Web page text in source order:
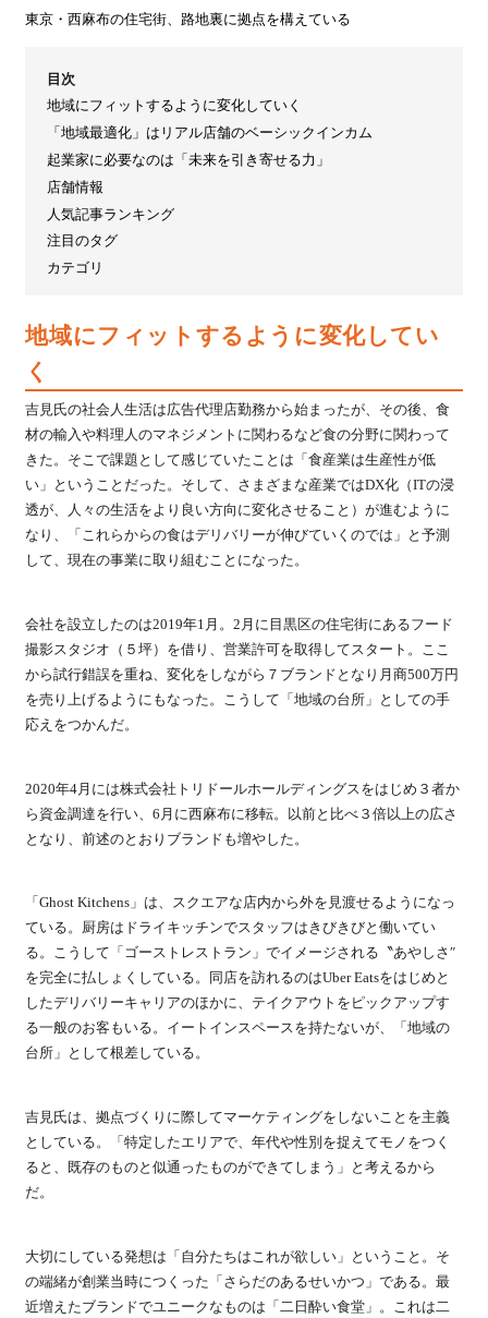
東京・西麻布の住宅街、路地裏に拠点を構えている
目次
地域にフィットするように変化していく
「地域最適化」はリアル店舗のベーシックインカム
起業家に必要なのは「未来を引き寄せる力」
店舗情報
人気記事ランキング
注目のタグ
カテゴリ
地域にフィットするように変化してい
く
吉見氏の社会人生活は広告代理店勤務から始まったが、その後、食
材の輸入や料理人のマネジメントに関わるなど食の分野に関わって
きた。そこで課題として感じていたことは「食産業は生産性が低
い」ということだった。そして、さまざまな産業ではDX化（ITの浸
透が、人々の生活をより良い方向に変化させること）が進むように
なり、「これらからの食はデリバリーが伸びていくのでは」と予測
して、現在の事業に取り組むことになった。
会社を設立したのは2019年1月。2月に目黒区の住宅街にあるフード
撮影スタジオ（５坪）を借り、営業許可を取得してスタート。ここ
から試行錯誤を重ね、変化をしながら７ブランドとなり月商500万円
を売り上げるようにもなった。こうして「地域の台所」としての手
応えをつかんだ。
2020年4月には株式会社トリドールホールディングスをはじめ３者か
ら資金調達を行い、6月に西麻布に移転。以前と比べ３倍以上の広さ
となり、前述のとおりブランドも増やした。
「Ghost Kitchens」は、スクエアな店内から外を見渡せるようになっ
ている。厨房はドライキッチンでスタッフはきびきびと働いてい
る。こうして「ゴーストレストラン」でイメージされる〝あやしさ″
を完全に払しょくしている。同店を訪れるのはUber Eatsをはじめと
したデリバリーキャリアのほかに、テイクアウトをピックアップす
る一般のお客もいる。イートインスペースを持たないが、「地域の
台所」として根差している。
吉見氏は、拠点づくりに際してマーケティングをしないことを主義
としている。「特定したエリアで、年代や性別を捉えてモノをつく
ると、既存のものと似通ったものができてしまう」と考えるから
だ。
大切にしている発想は「自分たちはこれが欲しい」ということ。そ
の端緒が創業当時につくった「さらだのあるせいかつ」である。最
近増えたブランドでユニークなものは「二日酔い食堂」。これは二